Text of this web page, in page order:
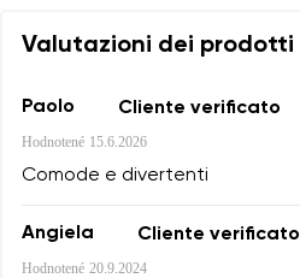
Valutazioni dei prodotti
Paolo Cliente verificato
Hodnotené 15.6.2026
Comode e divertenti
Angiela Cliente verificato
Hodnotené 20.9.2024